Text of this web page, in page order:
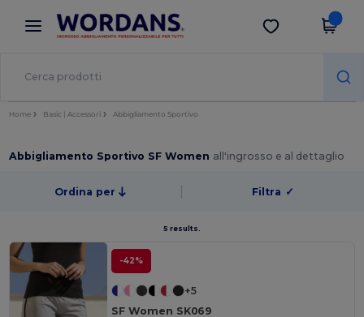
× App Wordans
Prezzi migliori sull'app!
Scarica app
Home Basic | Accessori Abbigliamento Sportivo
Abbigliamento Sportivo SF Women all'ingrosso e al dettaglio
Ordina per Filtra ✓
5 results.
-42%
+5
SF Women SK069